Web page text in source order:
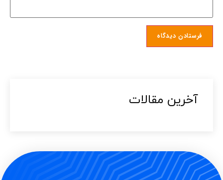
آخرین مقالات​